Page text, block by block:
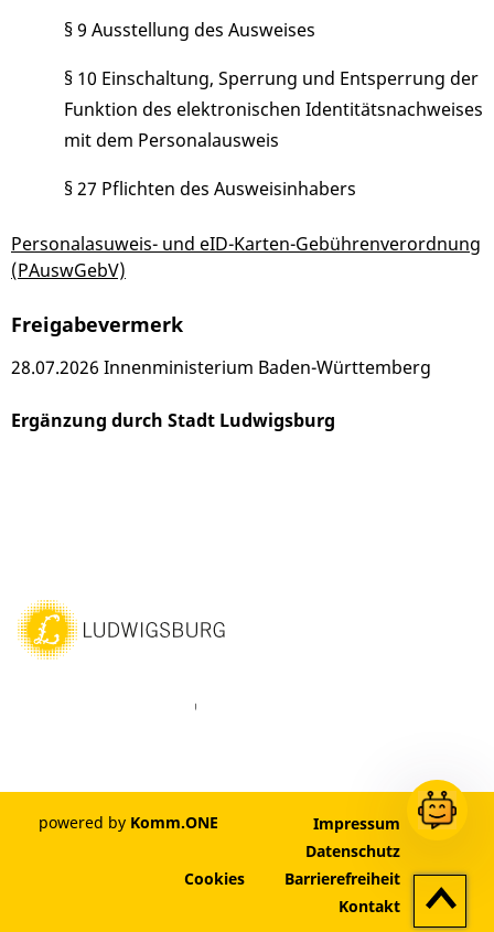
§ 9 Ausstellung des Ausweises
§ 10 Einschaltung, Sperrung und Entsperrung der
Funktion des elektronischen Identitätsnachweises
mit dem Personalausweis
§ 27 Pflichten des Ausweisinhabers
Personalasuweis- und eID-Karten-Gebührenverordnung
(PAuswGebV)
Freigabevermerk
28.07.2026 Innenministerium Baden-Württemberg
Ergänzung durch Stadt Ludwigsburg
LinkedIn
powered by Komm.ONE
Impressum
Datenschutz
Cookies
Barrierefreiheit
Kontakt
Zum